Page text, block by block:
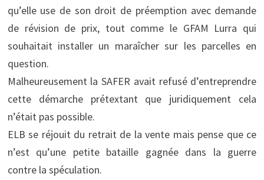
qu’elle use de son droit de préemption avec demande
de révision de prix, tout comme le GFAM Lurra qui
souhaitait installer un maraîcher sur les parcelles en
question.
Malheureusement la SAFER avait refusé d’entreprendre
cette démarche prétextant que juridiquement cela
n’était pas possible.
ELB se réjouit du retrait de la vente mais pense que ce
n’est qu’une petite bataille gagnée dans la guerre
contre la spéculation.